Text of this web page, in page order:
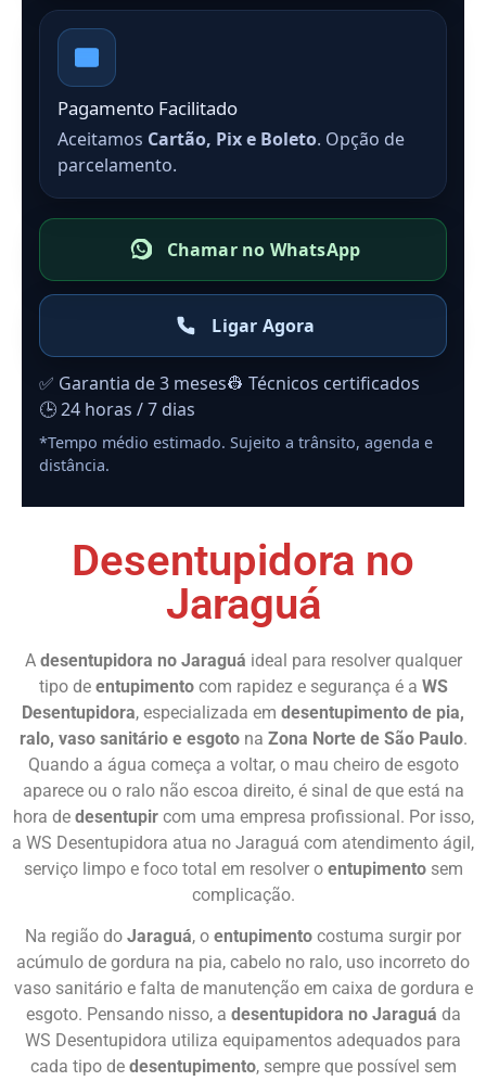
Pagamento Facilitado
Aceitamos Cartão, Pix e Boleto. Opção de
parcelamento.
Chamar no WhatsApp
Ligar Agora
✅ Garantia de 3 meses👷 Técnicos certificados
🕒 24 horas / 7 dias
*Tempo médio estimado. Sujeito a trânsito, agenda e
distância.
Desentupidora no
Jaraguá
A desentupidora no Jaraguá ideal para resolver qualquer
tipo de entupimentocom rapidez e segurança é a WS
Desentupidora, especializada em desentupimento de pia,
ralo, vaso sanitário e esgotona Zona Norte de São Paulo.
Quando a água começa a voltar, o mau cheiro de esgoto
aparece ou o ralo não escoa direito, é sinal de que está na
hora de desentupircom uma empresa profissional. Por isso,
a WS Desentupidora atua no Jaraguá com atendimento ágil,
serviço limpo e foco total em resolver o entupimentosem
complicação.
Na região do Jaraguá, o entupimento costuma surgir por
acúmulo de gordura na pia, cabelo no ralo, uso incorreto do
vaso sanitário e falta de manutenção em caixa de gordura e
esgoto. Pensando nisso, a desentupidora no Jaraguá da
WS Desentupidora utiliza equipamentos adequados para
cada tipo de desentupimento, sempre que possível sem